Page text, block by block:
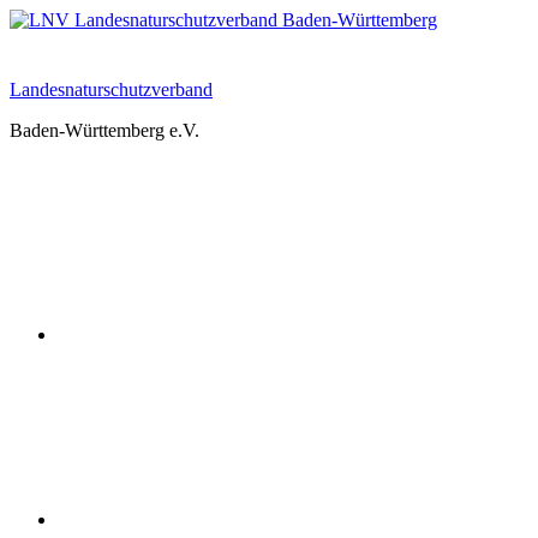
Zum
Landesnaturschutzverband
Baden-Württemberg e.V.